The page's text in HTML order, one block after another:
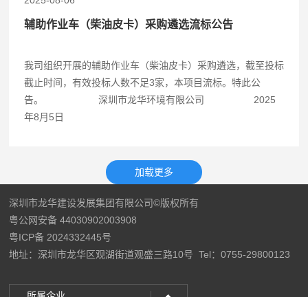
辅助作业车（柴油皮卡）采购遴选流标公告
我司组织开展的辅助作业车（柴油皮卡）采购遴选，截至投标
截止时间，有效投标人数不足3家，本项目流标。特此公
告。 深圳市龙华环境有限公司 2025
年8月5日
深圳市龙华建设发展集团有限公司©版权所有
粤公网安备 44030902003908
粤ICP备 2024332445号
地址：深圳市龙华区观湖街道观盛三路10号 Tel：0755-29800123